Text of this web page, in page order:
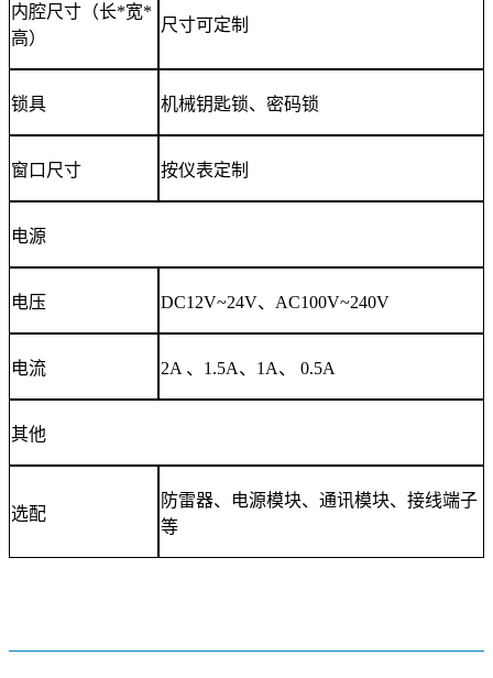
内腔尺寸（长*宽*
高）
尺寸可定制
锁具 机械钥匙锁、密码锁
窗口尺寸 按仪表定制
电源
电压 DC12V~24V、AC100V~240V
电流 2A 、1.5A、1A、 0.5A
其他
选配
防雷器、电源模块、通讯模块、接线端子
等